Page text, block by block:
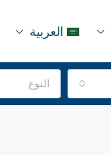
العربية
النوع